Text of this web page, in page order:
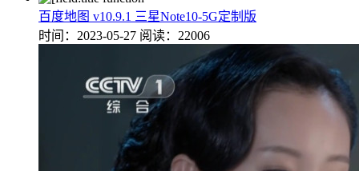
百度地图 v10.9.1 三星Note10-5G定制版
时间：2023-05-27 阅读：22006